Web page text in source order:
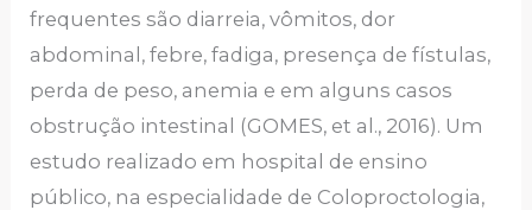
frequentes são diarreia, vômitos, dor
abdominal, febre, fadiga, presença de fístulas,
perda de peso, anemia e em alguns casos
obstrução intestinal (GOMES, et al., 2016). Um
estudo realizado em hospital de ensino
público, na especialidade de Coloproctologia,